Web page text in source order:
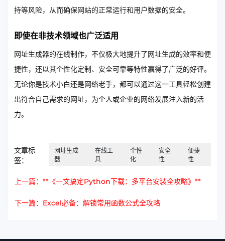
持等风险，从而确保网站的正常运行和用户数据的安全。
即使在非技术领域也广泛适用
网址生成器的在线制作，不仅极大地提升了网址生成的效率和便
捷性，还以其个性化定制、安全可靠等特性赢得了广泛的好评。
无论你是技术小白还是网络老手，都可以通过这一工具轻松创建
出符合自己需求的网址，为个人或企业的网络发展注入新的活
力。
文章标
签：
网址生成
器
在线工
具
个性
化
安全
性
便捷
性
上一篇：**《一文搞定Python下载：多平台安装全攻略》**
下一篇：Excel必备：解锁常用函数公式全攻略